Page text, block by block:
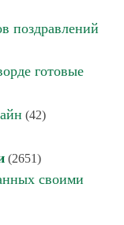
поздравлений
готовые
(42)
(2651)
своими